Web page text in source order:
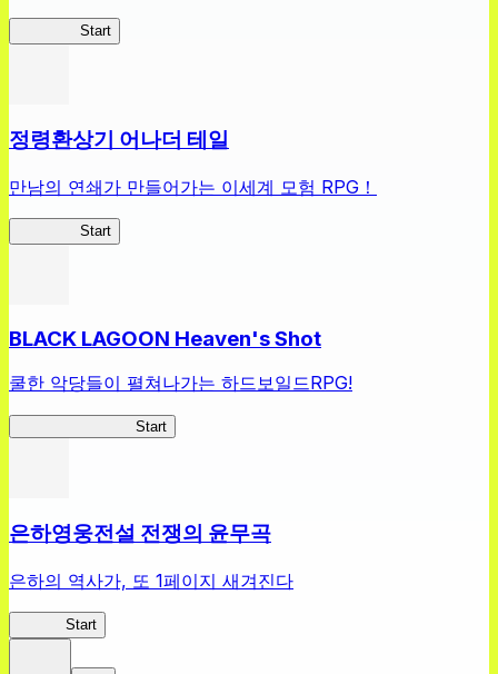
Start
정령환상기 어나더 테일
만남의 연쇄가 만들어가는 이세계 모험 RPG！
Start
BLACK LAGOON Heaven's Shot
쿨한 악당들이 펼쳐나가는 하드보일드RPG!
Start
은하영웅전설 전쟁의 윤무곡
은하의 역사가, 또 1페이지 새겨진다
Start